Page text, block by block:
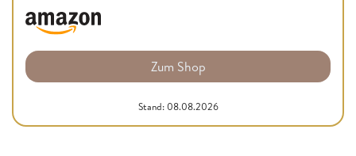
Zum Shop
Stand: 08.08.2026